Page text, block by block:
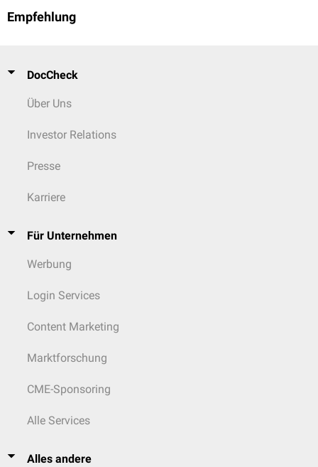
Empfehlung
DocCheck
Über Uns
Investor Relations
Presse
Karriere
Für Unternehmen
Werbung
Login Services
Content Marketing
Marktforschung
CME-Sponsoring
Alle Services
Alles andere